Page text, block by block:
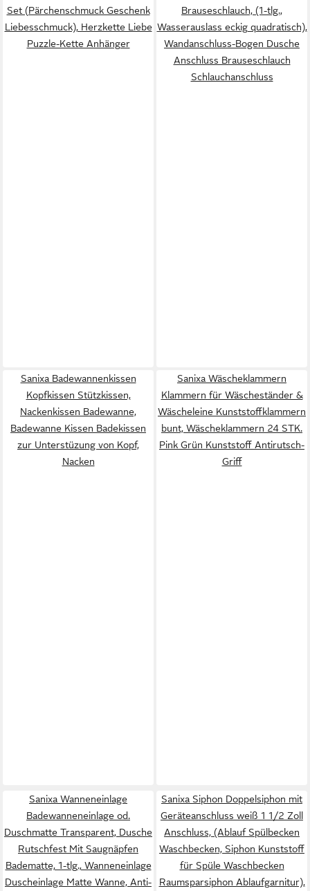
Set (Pärchenschmuck Geschenk
Liebesschmuck), Herzkette Liebe
Puzzle-Kette Anhänger
Brauseschlauch, (1-tlg.,
Wasserauslass eckig quadratisch),
Wandanschluss-Bogen Dusche
Anschluss Brauseschlauch
Schlauchanschluss
Sanixa Badewannenkissen
Kopfkissen Stützkissen,
Nackenkissen Badewanne,
Badewanne Kissen Badekissen
zur Unterstüzung von Kopf,
Nacken
Sanixa Wäscheklammern
Klammern für Wäscheständer &
Wäscheleine Kunststoffklammern
bunt, Wäscheklammern 24 STK.
Pink Grün Kunststoff Antirutsch-
Griff
Sanixa Wanneneinlage
Badewanneneinlage od.
Duschmatte Transparent, Dusche
Rutschfest Mit Saugnäpfen
Badematte, 1-tlg., Wanneneinlage
Duscheinlage Matte Wanne, Anti-
Sanixa Siphon Doppelsiphon mit
Geräteanschluss weiß 1 1/2 Zoll
Anschluss, (Ablauf Spülbecken
Waschbecken, Siphon Kunststoff
für Spüle Waschbecken
Raumsparsiphon Ablaufgarnitur),